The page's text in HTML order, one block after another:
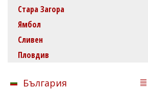
Стара Загора
Ямбол
Сливен
Пловдив
България